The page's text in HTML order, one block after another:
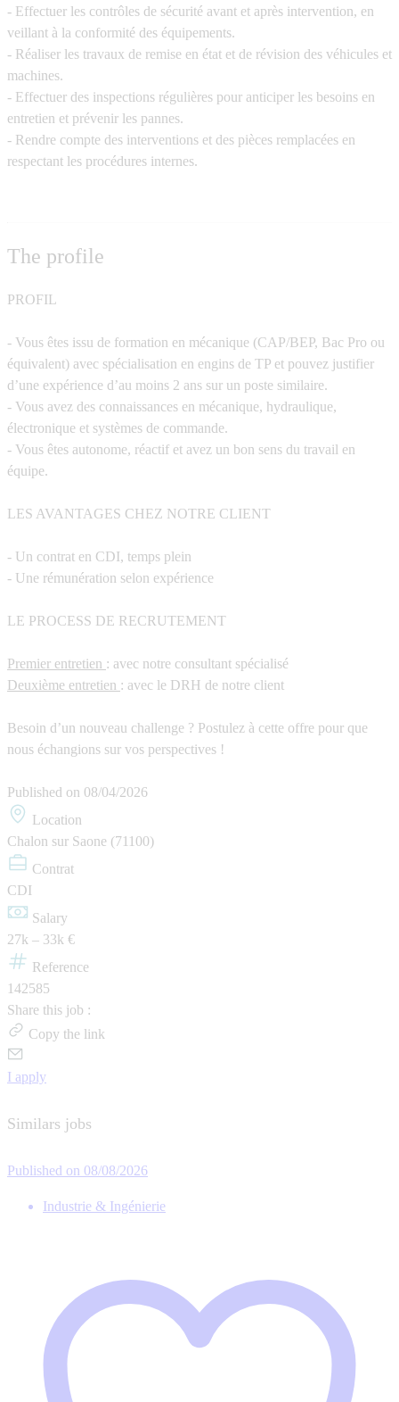
- Effectuer les contrôles de sécurité avant et après intervention, en
veillant à la conformité des équipements.
- Réaliser les travaux de remise en état et de révision des véhicules et
machines.
- Effectuer des inspections régulières pour anticiper les besoins en
entretien et prévenir les pannes.
- Rendre compte des interventions et des pièces remplacées en
respectant les procédures internes.
The profile
PROFIL
- Vous êtes issu de formation en mécanique (CAP/BEP, Bac Pro ou
équivalent) avec spécialisation en engins de TP et pouvez justifier
d’une expérience d’au moins 2 ans sur un poste similaire.
- Vous avez des connaissances en mécanique, hydraulique,
électronique et systèmes de commande.
- Vous êtes autonome, réactif et avez un bon sens du travail en
équipe.
LES AVANTAGES CHEZ NOTRE CLIENT
- Un contrat en CDI, temps plein
- Une rémunération selon expérience
LE PROCESS DE RECRUTEMENT
Premier entretien : avec notre consultant spécialisé
Deuxième entretien : avec le DRH de notre client
Besoin d’un nouveau challenge ? Postulez à cette offre pour que
nous échangions sur vos perspectives !
Published on 08/04/2026
Location
Chalon sur Saone (71100)
Contrat
CDI
Salary
27k – 33k €
Reference
142585
Share this job :
Copy the link
I apply
Similars jobs
Published on 08/08/2026
Industrie & Ingénierie